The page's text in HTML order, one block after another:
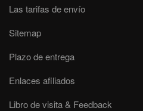
Las tarifas de envío
Sitemap
Plazo de entrega
Enlaces afiliados
Libro de visita & Feedback